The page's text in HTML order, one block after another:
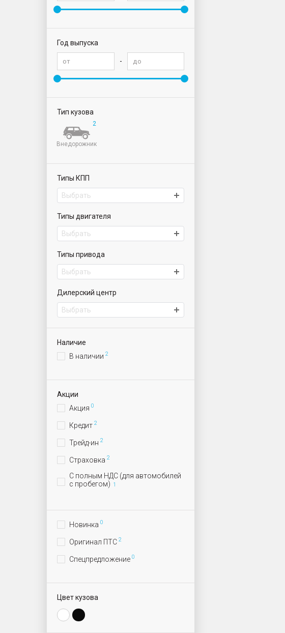
Год выпуска
-
Тип кузова
2
Внедорожник
Типы КПП
Выбрать
Типы двигателя
Выбрать
Типы привода
Выбрать
Дилерский центр
Выбрать
Наличие
В наличии 2
Акции
Акция 0
Кредит 2
Трейд-ин 2
Страховка 2
С полным НДС (для автомобилей
с пробегом) 1
Новинка 0
Оригинал ПТС 2
Спецпредложение 0
Цвет кузова